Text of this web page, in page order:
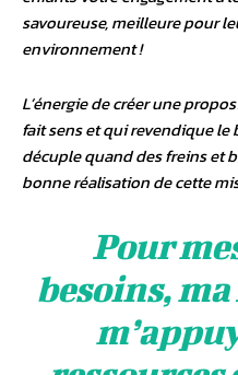
savoureuse, meilleure pour
environnement !
L’énergie de créer une
fait sens et qui revendique le
décuple quand des freins et
bonne réalisation de cette
Pour
besoins,